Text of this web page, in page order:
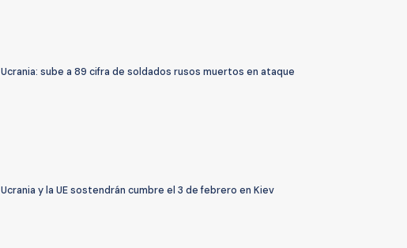
Ucrania: sube a 89 cifra de soldados rusos muertos en ataque
Ucrania y la UE sostendrán cumbre el 3 de febrero en Kiev